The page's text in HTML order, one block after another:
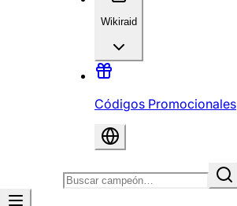
Wikiraid
Códigos Promocionales